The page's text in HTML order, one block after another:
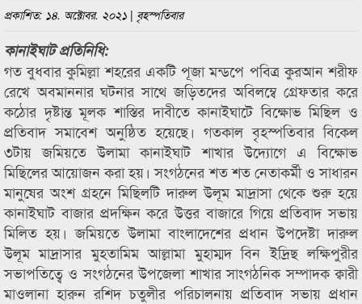
প্রকাশিত: ১৪. অক্টোবর. ২০২১ | বৃহস্পতিবার
কানাইঘাট প্রতিনিধি:
গত বুধবার কুমিল্লা শহরের একটি পূজা মন্ডপে পবিত্র কুরআন শরীফ
রেখে অবমাননার ঘটনার সাথে জড়িতদের অবিলম্বে গ্রেফতার করে
কঠোর দৃষ্টান্ত মূলক শাস্তির দাবীতে কানাইঘাটে বিক্ষোভ মিছিল ও
প্রতিবাদ সমাবেশ অনুষ্ঠিত হয়েছে। গতকাল বৃহস্পতিবার বিকেল
৩টায় জমিয়তে উলামা কানাইঘাট শাখার উদ্যোগে এ বিক্ষোভ
মিছিলের আয়োজন করা হয়। সংগঠনের শত শত নেতাকর্মী ও সাধারন
মানুষের অংশ গ্রহনে মিছিলটি দারুল উলূম মাদ্রাসা থেকে শুরু হয়ে
কানাইঘাট বাজার প্রদক্ষিন করে উত্তর বাজারে গিয়ে প্রতিবাদ সভায়
মিলিত হয়। জমিয়তে উলামা বাংলাদেশের প্রধান উপদেষ্টা দারুল
উলূম মাদ্রাসার মুহতামিম আল্লামা মুহাম্মদ বিন ইদ্রিছ লক্ষিপুরীর
সভাপতিত্বে ও সংগঠনের উপজেলা শাখার সাংগঠনিক সম্পাদক ক্বারী
মাওলানা হারুন রশিদ চতুলীর পরিচালনায় প্রতিবাদ সভায় প্রধান